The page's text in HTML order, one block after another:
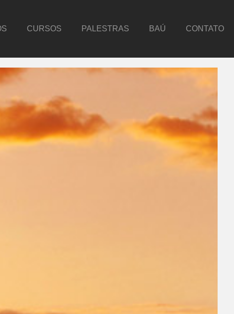
CURSOS PALESTRAS BAÚ CONTATO